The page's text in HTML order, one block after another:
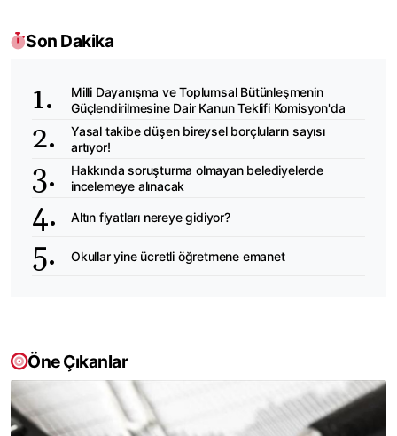
Son Dakika
Milli Dayanışma ve Toplumsal Bütünleşmenin
Güçlendirilmesine Dair Kanun Teklifi Komisyon'da
Yasal takibe düşen bireysel borçluların sayısı
artıyor!
Hakkında soruşturma olmayan belediyelerde
incelemeye alınacak
Altın fiyatları nereye gidiyor?
Okullar yine ücretli öğretmene emanet
Öne Çıkanlar